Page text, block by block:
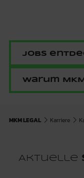
Jobs
Warum MKM
MKM LEGAL Karriere
Aktuelle